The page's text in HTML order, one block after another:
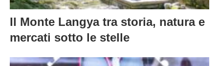
Il Monte Langya tra storia, natura e
mercati sotto le stelle